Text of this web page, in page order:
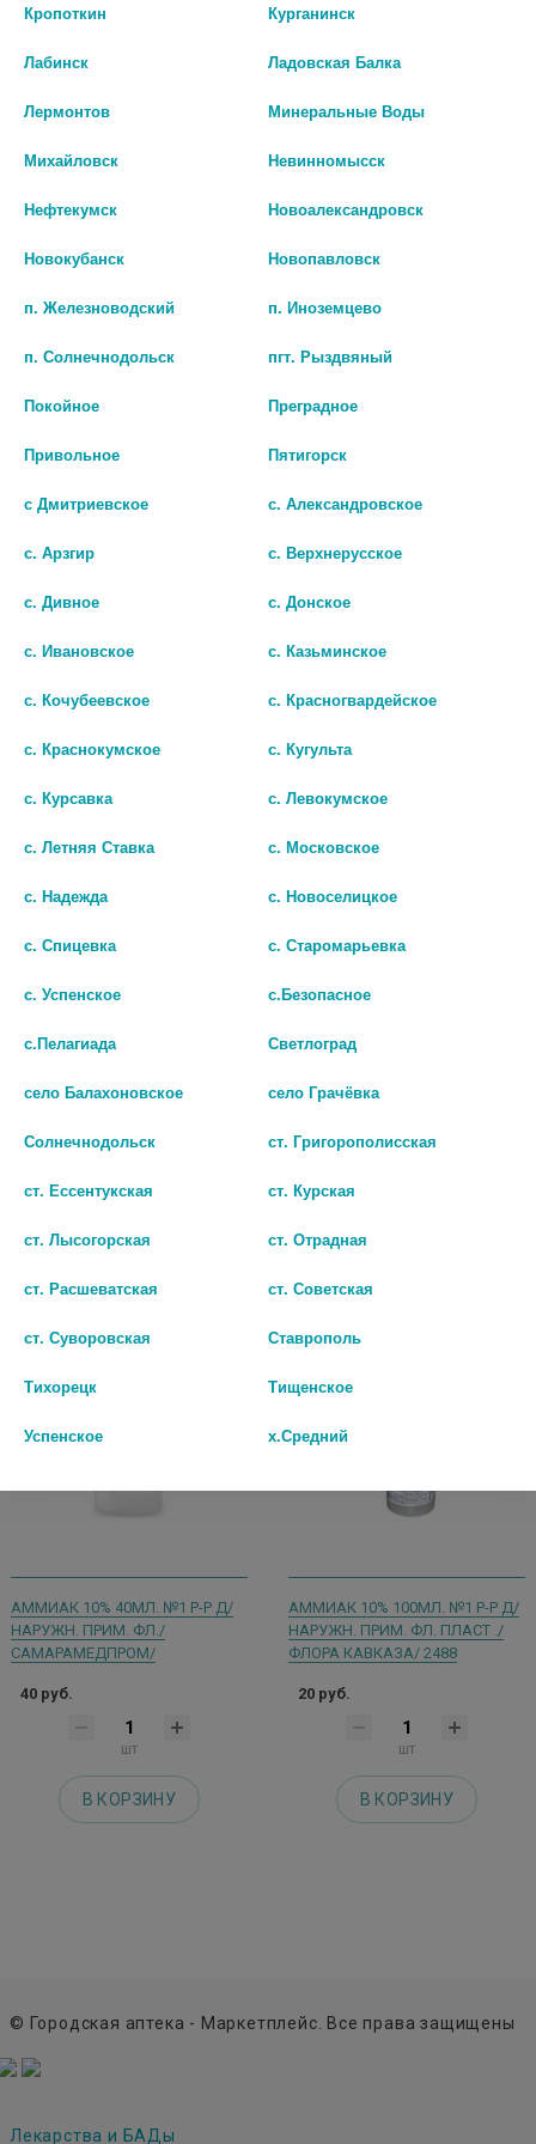
В КОРЗИНУ
шт
В КОРЗИНУ
Р 4513
НАРУЖН. ПРИМ. ФЛ. ПЛАСТ ./
ИВАНОВСКАЯ/
83 руб.
Р 3860
142 руб.
шт
В КОРЗИНУ
НАРУЖН. ПРИМ. ФЛ. ПЛАСТ ./
ТЕХНОЛОГИИ/
59 руб.
В КОРЗИНУ
АММИАК 10% 40МЛ. №1 Р-Р Д/
НАРУЖН. ПРИМ. ФЛ./
САМАРАМЕДПРОМ/
40 руб.
шт
В КОРЗИНУ
АММИАК 10% 100МЛ. №1 Р-Р Д/
НАРУЖН. ПРИМ. ФЛ. ПЛАСТ ./
ФЛОРА КАВКАЗА/ 2488
20 руб.
шт
В КОРЗИНУ
© Городская аптека - Маркетплейс. Все права защищены
Лекарства и БАДы
Кропоткин Курганинск
Лабинск Ладовская Балка
Лермонтов Минеральные Воды
Михайловск Невинномысск
Нефтекумск Новоалександровск
Новокубанск Новопавловск
п. Железноводский п. Иноземцево
п. Солнечнодольск пгт. Рыздвяный
Покойное Преградное
Привольное Пятигорск
с Дмитриевское с. Александровское
с. Арзгир с. Верхнерусское
с. Дивное с. Донское
с. Ивановское с. Казьминское
с. Кочубеевское с. Красногвардейское
с. Краснокумское с. Кугульта
с. Курсавка с. Левокумское
с. Летняя Ставка с. Московское
с. Надежда с. Новоселицкое
с. Спицевка с. Старомарьевка
с. Успенское с.Безопасное
с.Пелагиада Светлоград
село Балахоновское село Грачёвка
Солнечнодольск ст. Григорополисская
ст. Ессентукская ст. Курская
ст. Лысогорская ст. Отрадная
ст. Расшеватская ст. Советская
ст. Суворовская Ставрополь
Тихорецк Тищенское
Успенское х.Средний